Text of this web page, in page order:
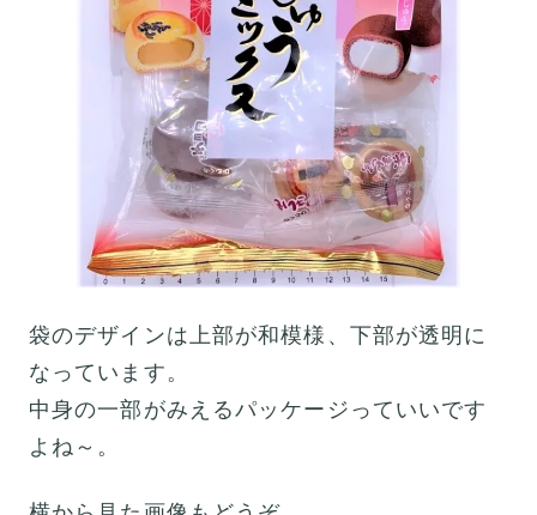
袋のデザインは上部が和模様、下部が透明に
なっています。
中身の一部がみえるパッケージっていいです
よね～。